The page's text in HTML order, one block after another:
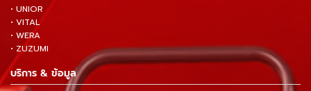
• UNIOR
• VITAL
• WERA
• ZUZUMI
บริการ & ข้อมูล